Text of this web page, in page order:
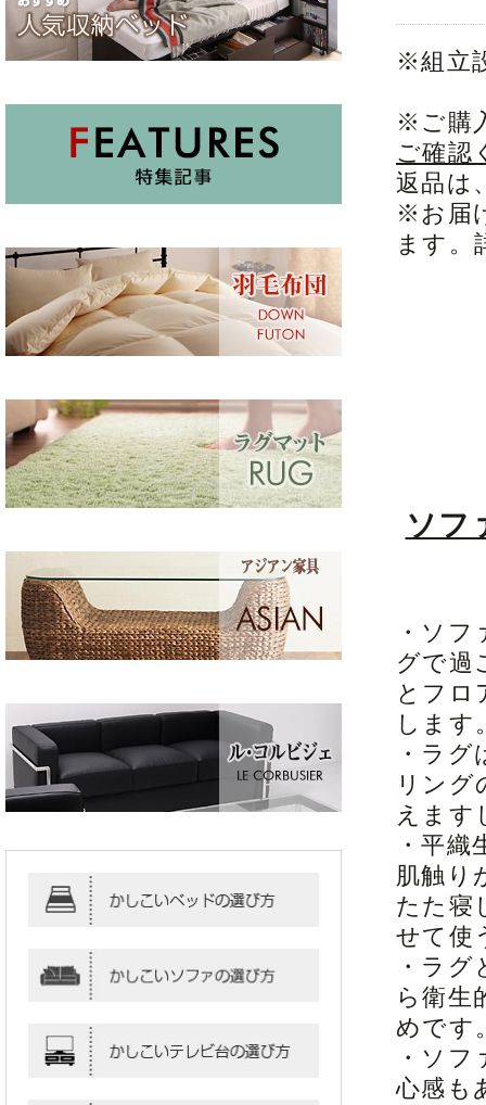
※組立
※ご購
ご確認
返品は
※お届
ます。
ソフ
・ソ
グで過
とフロ
します
・ラ
リング
えます
・平
肌触り
たた寝
せて使
・ラ
ら衛生
めです
・ソ
心感も